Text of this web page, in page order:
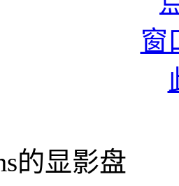
的显影盘